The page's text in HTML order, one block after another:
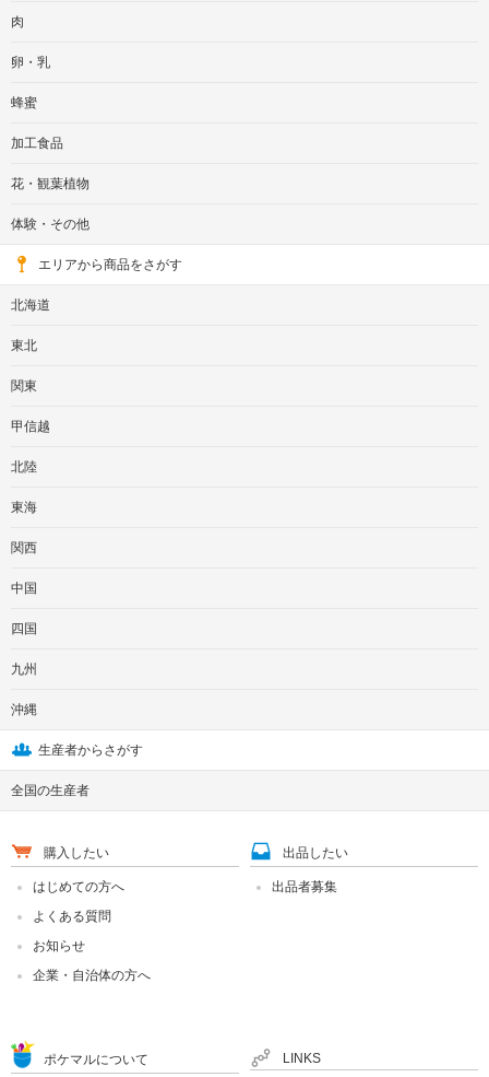
肉
卵・乳
蜂蜜
加工食品
花・観葉植物
体験・その他
エリアから商品をさがす
北海道
東北
関東
甲信越
北陸
東海
関西
中国
四国
九州
沖縄
生産者からさがす
全国の生産者
購入したい
はじめての方へ
よくある質問
お知らせ
企業・自治体の方へ
出品したい
出品者募集
ポケマルについて LINKS